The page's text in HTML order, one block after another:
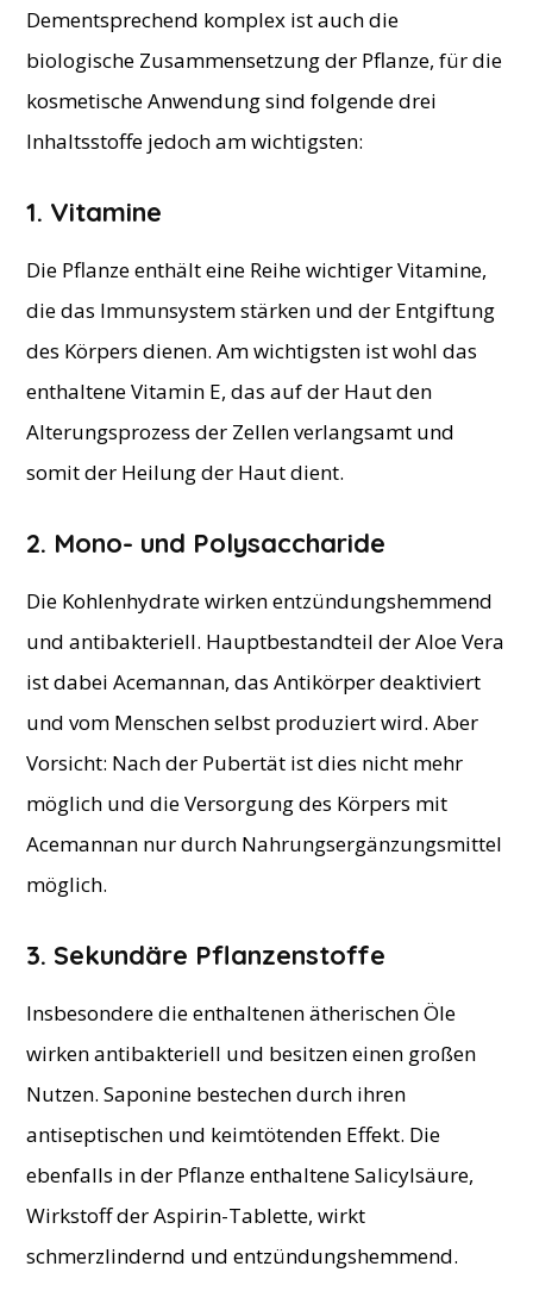
Dementsprechend komplex ist auch die
biologische Zusammensetzung der Pflanze, für die
kosmetische Anwendung sind folgende drei
Inhaltsstoffe jedoch am wichtigsten:
1. Vitamine
Die Pflanze enthält eine Reihe wichtiger Vitamine,
die das Immunsystem stärken und der Entgiftung
des Körpers dienen. Am wichtigsten ist wohl das
enthaltene Vitamin E, das auf der Haut den
Alterungsprozess der Zellen verlangsamt und
somit der Heilung der Haut dient.
2. Mono- und Polysaccharide
Die Kohlenhydrate wirken entzündungshemmend
und antibakteriell. Hauptbestandteil der Aloe Vera
ist dabei Acemannan, das Antikörper deaktiviert
und vom Menschen selbst produziert wird. Aber
Vorsicht: Nach der Pubertät ist dies nicht mehr
möglich und die Versorgung des Körpers mit
Acemannan nur durch Nahrungsergänzungsmittel
möglich.
3. Sekundäre Pflanzenstoffe
Insbesondere die enthaltenen ätherischen Öle
wirken antibakteriell und besitzen einen großen
Nutzen. Saponine bestechen durch ihren
antiseptischen und keimtötenden Effekt. Die
ebenfalls in der Pflanze enthaltene Salicylsäure,
Wirkstoff der Aspirin-Tablette, wirkt
schmerzlindernd und entzündungshemmend.